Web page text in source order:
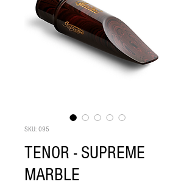
SKU: 095
TENOR - SUPREME
MARBLE